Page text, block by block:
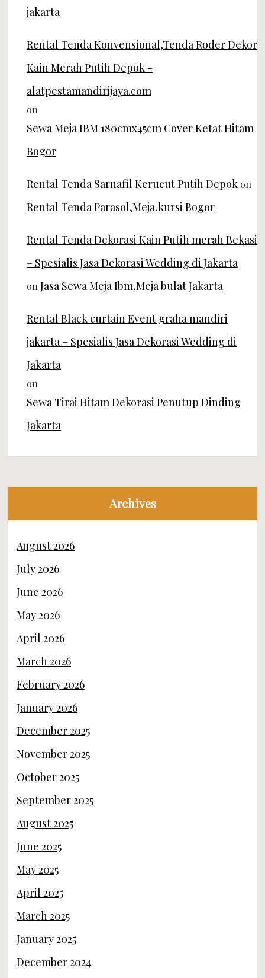
jakarta
Rental Tenda Konvensional,Tenda Roder Dekor
Kain Merah Putih Depok -
alatpestamandirijaya.com
on
Sewa Meja IBM 180cmx45cm Cover Ketat Hitam
Bogor
Rental Tenda Sarnafil Kerucut Putih Depok on
Rental Tenda Parasol,Meja,kursi Bogor
Rental Tenda Dekorasi Kain Putih merah Bekasi
– Spesialis Jasa Dekorasi Wedding di Jakarta
on Jasa Sewa Meja Ibm,Meja bulat Jakarta
Rental Black curtain Event graha mandiri
jakarta – Spesialis Jasa Dekorasi Wedding di
Jakarta
on
Sewa Tirai Hitam Dekorasi Penutup Dinding
Jakarta
Archives
August 2026
July 2026
June 2026
May 2026
April 2026
March 2026
February 2026
January 2026
December 2025
November 2025
October 2025
September 2025
August 2025
June 2025
May 2025
April 2025
March 2025
January 2025
December 2024